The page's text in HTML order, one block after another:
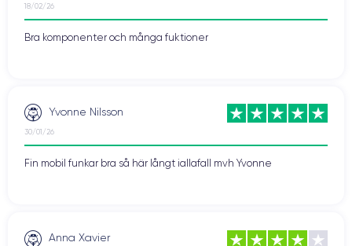
18/02/26
Bra komponenter och många fuktioner
Yvonne Nilsson
30/01/26
Fin mobil funkar bra så här långt iallafall mvh Yvonne
Anna Xavier